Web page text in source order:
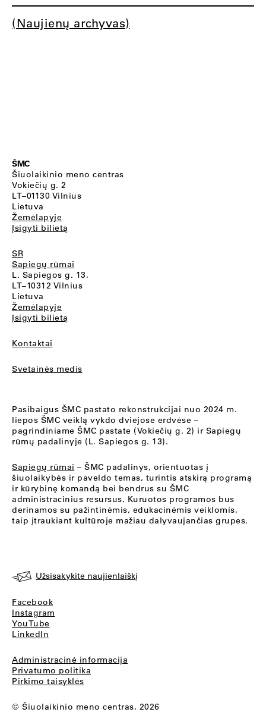
(Naujienų archyvas)
ŠMC
Šiuolaikinio meno centras
Vokiečių g. 2
LT–01130 Vilnius
Lietuva
Žemėlapyje
Įsigyti bilietą
SR
Sapiegų rūmai
L. Sapiegos g. 13,
LT–10312 Vilnius
Lietuva
Žemėlapyje
Įsigyti bilietą
Kontaktai
Svetainės medis
Pasibaigus ŠMC pastato rekonstrukcijai nuo 2024 m.
liepos ŠMC veiklą vykdo dviejose erdvėse –
pagrindiniame ŠMC pastate (Vokiečių g. 2) ir Sapiegų
rūmų padalinyje (L. Sapiegos g. 13).
Sapiegų rūmai – ŠMC padalinys, orientuotas į
šiuolaikybės ir paveldo temas, turintis atskirą programą
ir kūrybinę komandą bei bendrus su ŠMC
administracinius resursus. Kuruotos programos bus
derinamos su pažintinėmis, edukacinėmis veiklomis,
taip įtraukiant kultūroje mažiau dalyvaujančias grupes.
Užsisakykite naujienlaiškį
Facebook
Instagram
YouTube
LinkedIn
Administracinė informacija
Privatumo politika
Pirkimo taisyklės
© Šiuolaikinio meno centras, 2026